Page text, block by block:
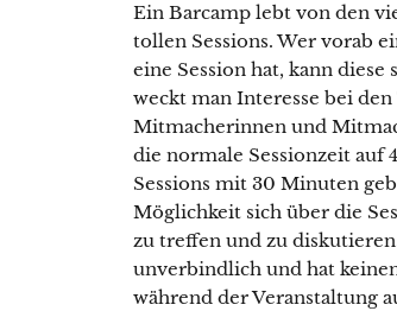
Ein Barcamp lebt von den
tollen Sessions. Wer vorab
eine Session hat, kann
weckt man Interesse bei
Mitmacherinnen und
die normale Sessionzeit auf
Sessions mit 30 Minuten
Möglichkeit sich über die
zu treffen und zu
unverbindlich und hat
während der Veranstaltung